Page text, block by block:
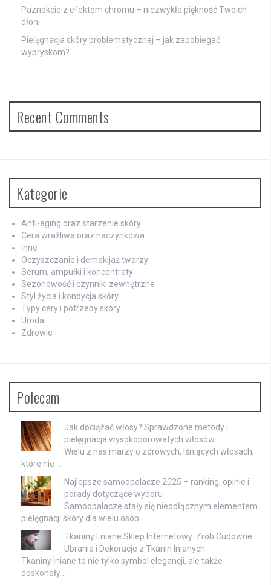
Paznokcie z efektem chromu – niezwykła piękność Twoich
dłoni
Pielęgnacja skóry problematycznej – jak zapobiegać
wypryskom?
Recent Comments
Kategorie
Anti-aging oraz starzenie skóry
Cera wrażliwa oraz naczynkowa
Inne
Oczyszczanie i demakijaż twarzy
Serum, ampułki i koncentraty
Sezonowość i czynniki zewnętrzne
Styl życia i kondycja skóry
Typy cery i potrzeby skóry
Uroda
Zdrowie
Polecam
Jak dociążać włosy? Sprawdzone metody i
pielęgnacja wysokoporowatych włosów
Wielu z nas marzy o zdrowych, lśniących włosach,
które nie …
Najlepsze samoopalacze 2025 – ranking, opinie i
porady dotyczące wyboru
Samoopalacze stały się nieodłącznym elementem
pielęgnacji skóry dla wielu osób …
Tkaniny Lniane Sklep Internetowy: Zrób Cudowne
Ubrania i Dekoracje z Tkanin lnianych
Tkaniny lniane to nie tylko symbol elegancji, ale także
doskonały …